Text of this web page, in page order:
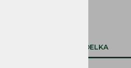
OPIS IZDELKA